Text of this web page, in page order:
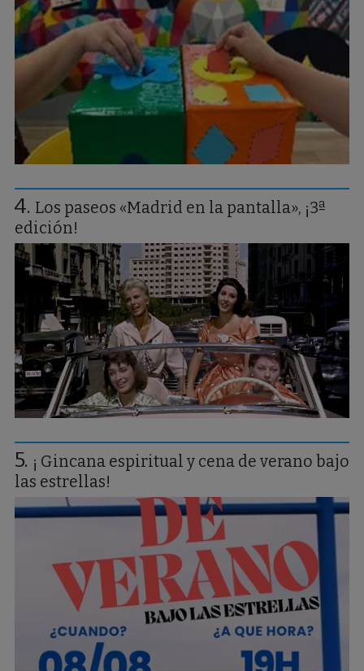
Los paseos «Madrid en la pantalla», ¡3ª
edición!
¡ Gincana espiritual y cena de verano bajo
las estrellas!